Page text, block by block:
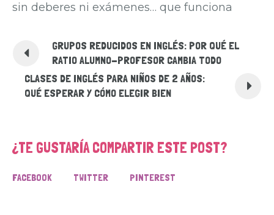
sin deberes ni exámenes… que funciona
GRUPOS REDUCIDOS EN INGLÉS: POR QUÉ EL
RATIO ALUMNO-PROFESOR CAMBIA TODO
CLASES DE INGLÉS PARA NIÑOS DE 2 AÑOS:
QUÉ ESPERAR Y CÓMO ELEGIR BIEN
¿TE GUSTARÍA COMPARTIR ESTE POST?
FACEBOOK TWITTER PINTEREST